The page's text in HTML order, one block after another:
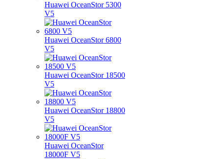
Huawei OceanStor 5300
V5
Huawei OceanStor 6800
V5
Huawei OceanStor 18500
V5
Huawei OceanStor 18800
V5
Huawei OceanStor
18000F V5